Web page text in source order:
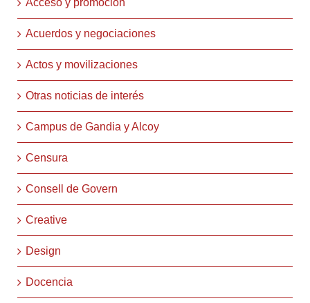
Acceso y promoción
Acuerdos y negociaciones
Actos y movilizaciones
Otras noticias de interés
Campus de Gandia y Alcoy
Censura
Consell de Govern
Creative
Design
Docencia